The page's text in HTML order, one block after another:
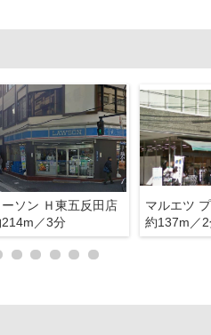
ーソン Ｈ東五反田店
／3分
マルエツ
約137m／